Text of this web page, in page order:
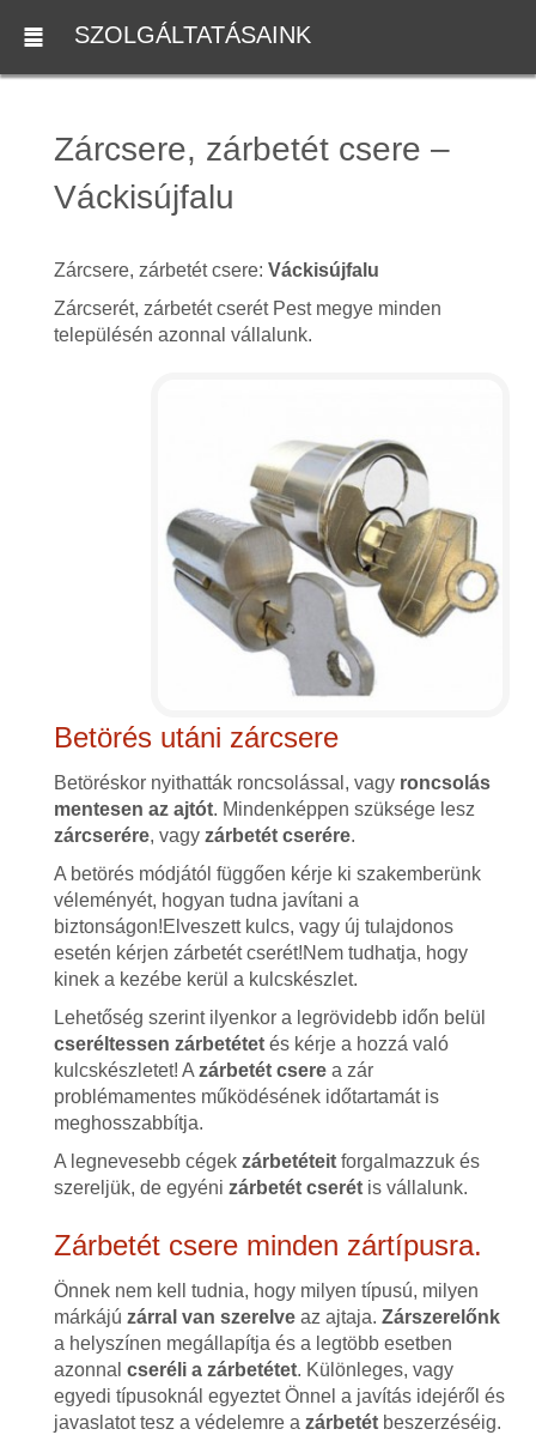
SZOLGÁLTATÁSAINK
Zárcsere, zárbetét csere –
Váckisújfalu
Zárcsere, zárbetét csere: Váckisújfalu
Zárcserét, zárbetét cserét Pest megye minden
településén azonnal vállalunk.
Betörés utáni zárcsere
Betöréskor nyithatták roncsolással, vagy roncsolás
mentesen az ajtót. Mindenképpen szüksége lesz
zárcserére, vagyzárbetét cserére.
A betörés módjától függően kérje ki szakemberünk
véleményét, hogyan tudna javítani a
biztonságon!Elveszett kulcs, vagy új tulajdonos
esetén kérjen zárbetét cserét!Nem tudhatja, hogy
kinek a kezébe kerül a kulcskészlet.
Lehetőség szerint ilyenkor a legrövidebb időn belül
cseréltessen zárbetétetés kérje a hozzá való
kulcskészletet! A zárbetét cserea zár
problémamentes működésének időtartamát is
meghosszabbítja.
A legnevesebb cégek zárbetéteitforgalmazzuk és
szereljük, de egyéni zárbetét cserétis vállalunk.
Zárbetét csere minden zártípusra.
Önnek nem kell tudnia, hogy milyen típusú, milyen
márkájú zárral van szerelveaz ajtaja. Zárszerelőnk
a helyszínen megállapítja és a legtöbb esetben
azonnal cseréli a zárbetétet. Különleges, vagy
egyedi típusoknál egyeztet Önnel a javítás idejéről és
javaslatot tesz a védelemre a zárbetétbeszerzéséig.